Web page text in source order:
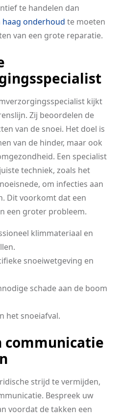
te handelen dan
haag onderhoud te moeten
van een grote reparatie.
kijkt
Zij beoordelen de
van de snoei. Het doel is
van de hinder, maar ook
Een specialist
techniek, zoals het
om infecties aan
Dit voorkomt dat een
een groter probleem.
klimmateriaal en
snoeiwetgeving en
schade aan de boom
het snoeiafval.
communicatie
strijd te vermijden,
Bespreek uw
voordat de takken een